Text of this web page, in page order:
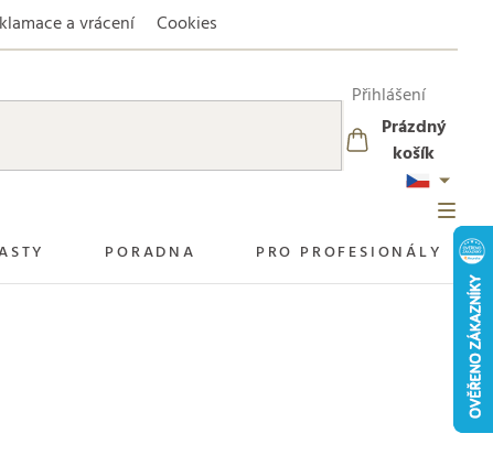
a vrácení Cookies
Přihlášení
NÁKUPNÍ
KOŠÍK
Prázdný
košík
PORADNA PRO PROFESIONÁLY